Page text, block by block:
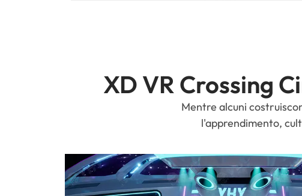
XD VR Crossing
Mentre alcuni
l'apprendimento,